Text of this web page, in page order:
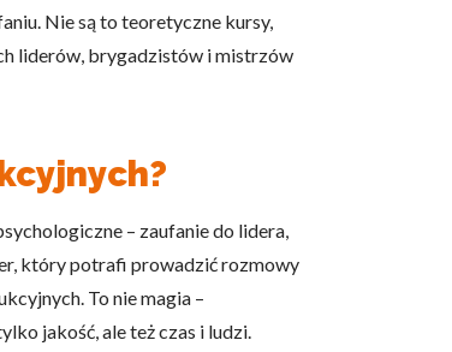
Nie są to teoretyczne kursy,
liderów, brygadzistów i mistrzów
– zaufanie do lidera,
który potrafi prowadzić rozmowy
To nie magia –
jakość, ale też czas i ludzi.